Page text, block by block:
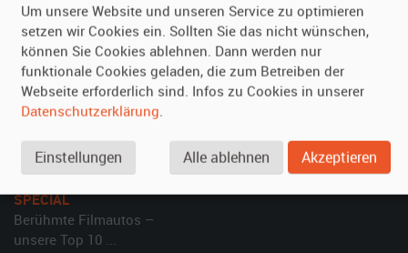
Vermieten
Oldtimer anmelden
Fotos senden
Inserat verwalten
Hilfe
Häufige Fragen (FAQ)
So funktioniert's
SPECIAL
Berühmte Filmautos –
unsere Top 10 ...
Um unsere Website und unseren Service zu optimieren
setzen wir Cookies ein. Sollten Sie das nicht wünschen,
können Sie Cookies ablehnen. Dann werden nur
funktionale Cookies geladen, die zum Betreiben der
Webseite erforderlich sind. Infos zu Cookies in unserer
Datenschutzerklärung.
Einstellungen Alle ablehnen Akzeptieren